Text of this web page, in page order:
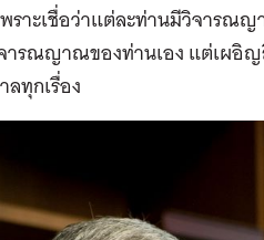
าะเชื่อว่าแต่ละท่านมีวิจารณ
ารณญาณของท่านเอง แต่เผอิ
ทุกเรื่อง